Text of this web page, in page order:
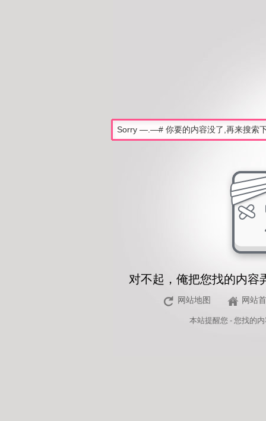
对不起，俺把您找的内容
网站地图 网站
本站提醒您 - 您找的